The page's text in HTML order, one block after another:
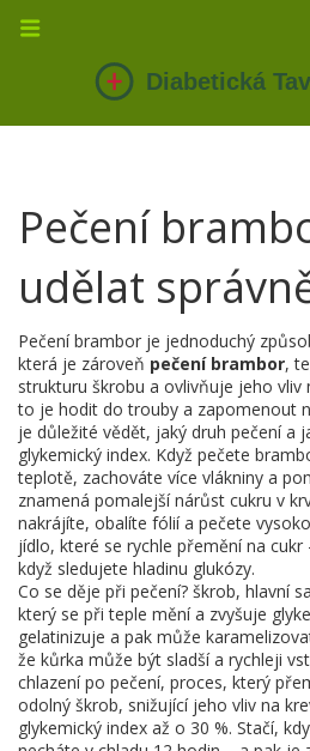
Pečení
udělat
Pečení brambor je jednoduchý
která je zároveň pečení brambor,
strukturu škrobu a ovlivňuje jeho vliv
to je hodit do trouby a zapomenout
je důležité vědět, jaký druh pečení a
glykemický index. Když pečete
teplotě, zachováte více vlákniny a
znamená pomalejší nárůst cukru v
nakrájíte, obalíte fólií a pečete
jídlo, které se rychle přemění na
když sledujete hladinu glukózy.
Co se děje při pečení? škrob, hlavní
který se při teple mění a zvyšuje
gelatinizuje a pak může
že kůrka může být sladší a rychleji
chlazení po pečení, proces, který
odolný škrob, snižující jeho vliv na
glykemický index až o 30 %. Stačí,